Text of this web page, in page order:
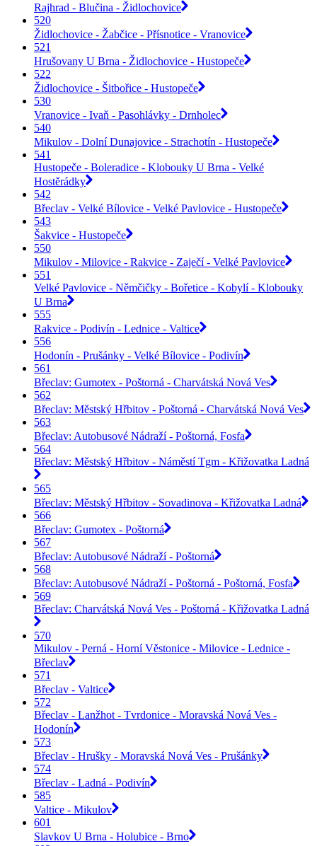
Rajhrad - Blučina - Židlochovice
520
Židlochovice - Žabčice - Přísnotice - Vranovice
521
Hrušovany U Brna - Židlochovice - Hustopeče
522
Židlochovice - Šitbořice - Hustopeče
530
Vranovice - Ivaň - Pasohlávky - Drnholec
540
Mikulov - Dolní Dunajovice - Strachotín - Hustopeče
541
Hustopeče - Boleradice - Klobouky U Brna - Velké
Hostěrádky
542
Břeclav - Velké Bílovice - Velké Pavlovice - Hustopeče
543
Šakvice - Hustopeče
550
Mikulov - Milovice - Rakvice - Zaječí - Velké Pavlovice
551
Velké Pavlovice - Němčičky - Bořetice - Kobylí - Klobouky
U Brna
555
Rakvice - Podivín - Lednice - Valtice
556
Hodonín - Prušánky - Velké Bílovice - Podivín
561
Břeclav: Gumotex - Poštorná - Charvátská Nová Ves
562
Břeclav: Městský Hřbitov - Poštorná - Charvátská Nová Ves
563
Břeclav: Autobusové Nádraží - Poštorná, Fosfa
564
Břeclav: Městský Hřbitov - Náměstí Tgm - Křižovatka Ladná
565
Břeclav: Městský Hřbitov - Sovadinova - Křižovatka Ladná
566
Břeclav: Gumotex - Poštorná
567
Břeclav: Autobusové Nádraží - Poštorná
568
Břeclav: Autobusové Nádraží - Poštorná - Poštorná, Fosfa
569
Břeclav: Charvátská Nová Ves - Poštorná - Křižovatka Ladná
570
Mikulov - Perná - Horní Věstonice - Milovice - Lednice -
Břeclav
571
Břeclav - Valtice
572
Břeclav - Lanžhot - Tvrdonice - Moravská Nová Ves -
Hodonín
573
Břeclav - Hrušky - Moravská Nová Ves - Prušánky
574
Břeclav - Ladná - Podivín
585
Valtice - Mikulov
601
Slavkov U Brna - Holubice - Brno